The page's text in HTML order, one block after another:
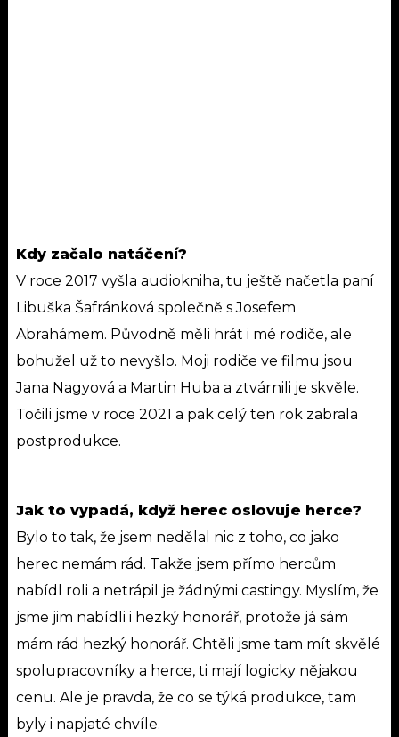
Kdy začalo natáčení?
V roce 2017 vyšla audiokniha, tu ještě načetla paní
Libuška Šafránková společně s Josefem
Abrahámem. Původně měli hrát i mé rodiče, ale
bohužel už to nevyšlo. Moji rodiče ve filmu jsou
Jana Nagyová a Martin Huba a ztvárnili je skvěle.
Točili jsme v roce 2021 a pak celý ten rok zabrala
postprodukce.
Jak to vypadá, když herec oslovuje herce?
Bylo to tak, že jsem nedělal nic z toho, co jako
herec nemám rád. Takže jsem přímo hercům
nabídl roli a netrápil je žádnými castingy. Myslím, že
jsme jim nabídli i hezký honorář, protože já sám
mám rád hezký honorář. Chtěli jsme tam mít skvělé
spolupracovníky a herce, ti mají logicky nějakou
cenu. Ale je pravda, že co se týká produkce, tam
byly i napjaté chvíle.